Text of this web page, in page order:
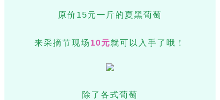
原价15元一斤的夏黑葡萄
来采摘节现场 10元就可以入手了哦！
除了各式葡萄